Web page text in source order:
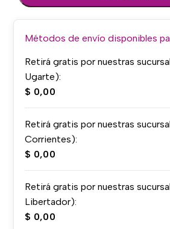
Métodos de envío disponibles
Retirá gratis por nuestras
Ugarte):
$ 0,00
Retirá gratis por nuestras
Corrientes):
$ 0,00
Retirá gratis por nuestras
Libertador):
$ 0,00